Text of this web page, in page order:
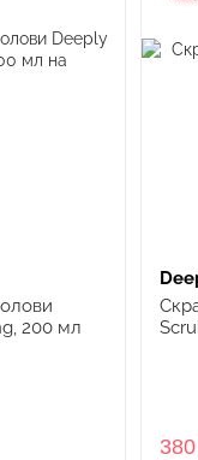
сальних залоз
200 мл